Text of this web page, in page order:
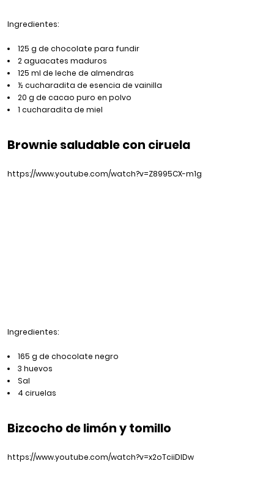
Ingredientes:
125 g de chocolate para fundir
2 aguacates maduros
125 ml de leche de almendras
½ cucharadita de esencia de vainilla
20 g de cacao puro en polvo
1 cucharadita de miel
Brownie saludable con ciruela
https://www.youtube.com/watch?v=Z8995CX-m1g
Ingredientes:
165 g de chocolate negro
3 huevos
Sal
4 ciruelas
Bizcocho de limón y tomillo
https://www.youtube.com/watch?v=x2oTciiDIDw